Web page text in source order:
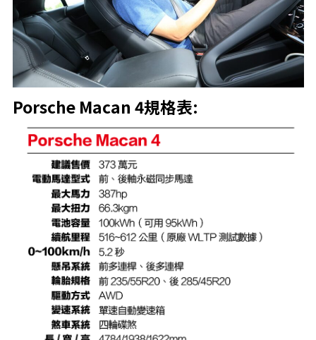
Porsche Macan 4規格表: